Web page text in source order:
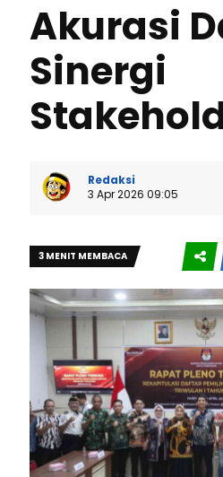
Akurasi
Sinergi
Redaksi
3 Apr 2026 09:05
3 MENIT MEMBACA